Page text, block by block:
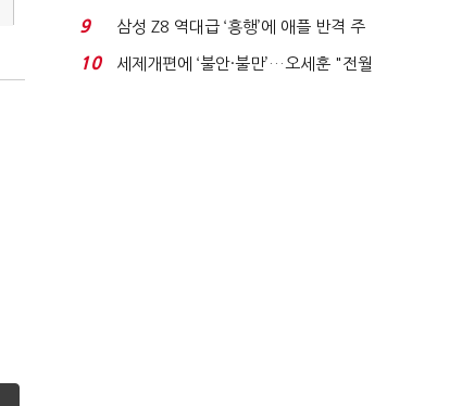
생법 위반 반복...
9
삼성 Z8 역대급 ‘흥행’에 애플 반격 주
목…9월 ‘폴...
10
세제개편에 ‘불안·불만’…오세훈 "전월